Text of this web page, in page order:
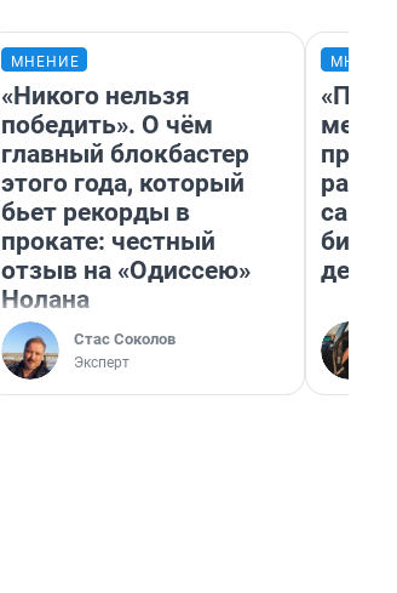
МНЕНИЕ
«Никого нельзя
победить». О чём
главный блокбастер
этого года, который
бьет рекорды в
прокате: честный
отзыв на «Одиссею»
Нолана
Стас Соколов
Эксперт